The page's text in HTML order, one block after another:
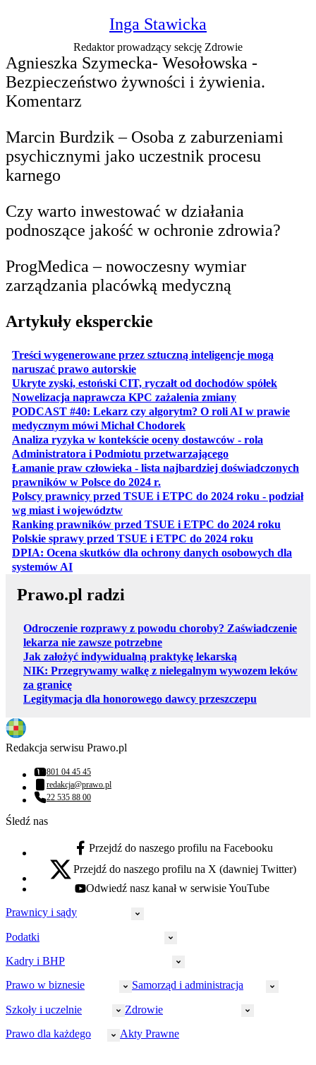
Inga Stawicka
Redaktor prowadzący sekcję Zdrowie
Agnieszka Szymecka- Wesołowska -
Bezpieczeństwo żywności i żywienia.
Komentarz
Marcin Burdzik – Osoba z zaburzeniami
psychicznymi jako uczestnik procesu
karnego
Czy warto inwestować w działania
podnoszące jakość w ochronie zdrowia?
ProgMedica – nowoczesny wymiar
zarządzania placówką medyczną
Artykuły eksperckie
Treści wygenerowane przez sztuczną inteligencje mogą
naruszać prawo autorskieotwiera się w nowej karcie
Ukryte zyski, estoński CIT, ryczałt od dochodów spółekotwiera
Nowelizacja naprawcza KPC zażalenia zmianyotwiera się w
PODCAST #40: Lekarz czy algorytm? O roli AI w prawie
medycznym mówi Michał Chodorekotwiera się w nowej karcie
Analiza ryzyka w kontekście oceny dostawców - rola
Administratora i Podmiotu przetwarzającegootwiera się w
Łamanie praw człowieka - lista najbardziej doświadczonych
prawników w Polsce do 2024 r.
Polscy prawnicy przed TSUE i ETPC do 2024 roku - podział
wg miast i województwotwiera się w nowej karcie
Ranking prawników przed TSUE i ETPC do 2024 roku
Polskie sprawy przed TSUE i ETPC do 2024 roku
DPIA: Ocena skutków dla ochrony danych osobowych dla
systemów AIotwiera się w nowej karcie
Prawo.pl radzi
Odroczenie rozprawy z powodu choroby? Zaświadczenie
lekarza nie zawsze potrzebne
Jak założyć indywidualną praktykę lekarską
NIK: Przegrywamy walkę z nielegalnym wywozem leków
za granicę
Legitymacja dla honorowego dawcy przeszczepu
Redakcja serwisu Prawo.pl
Numer telefonu:
801 04 45 45
Adres email:
redakcja@prawo.pl
Numer telefonu:
22 535 88 00
Śledź nas
facebook - otwiera się w nowej karcie
Przejdź do naszego profilu na Facebooku
x - otwiera się w nowej karcie
Przejdź do naszego profilu na X (dawniej Twitter)
youtube - otwiera się w nowej karcie
Odwiedź nasz kanał w serwisie YouTube
Prawnicy i sądy
Prawnicy
Policja
Strefa aplikanta
Sędziowie
Podatki
CIT
Akcyza
Rachunkowość
Kadry i BHP
HR
Ubezpieczenia społeczne
Prawo w biznesie
Małe i średnie firmy
Samorząd i administracja
Bezpieczeństwo publiczne
Szkoły i uczelnie Zdrowie
Prawo dla każdego Akty Prawne